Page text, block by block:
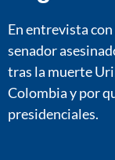
En entrevista
senador
tras la muerte
Colombia y por
presidenciales.